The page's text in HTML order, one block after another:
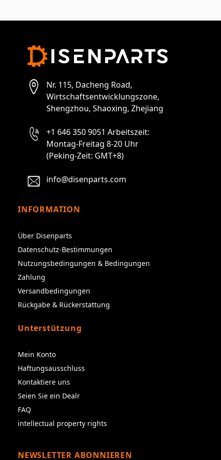
Nr. 115, Dacheng Road,
Wirtschaftsentwicklungszone,
Shengzhou, Shaoxing, Zhejiang
+1 646 350 9051 Arbeitszeit:
Montag-Freitag 8-20 Uhr
(Peking-Zeit: GMT+8)
info@disenparts.com
INFORMATION
Über Disenparts
Datenschutz-Bestimmungen
Nutzungsbedingungen & Bedingungen
Zahlung
Versandbedingungen
Rückgabe & Rückerstattung
Unterstützung
Mein Konto
Haftungsausschluss
Kontaktiere uns
Seien Sie ein Dealr
FAQ
intellectual property rights
NEWSLETTER ABONNIEREN